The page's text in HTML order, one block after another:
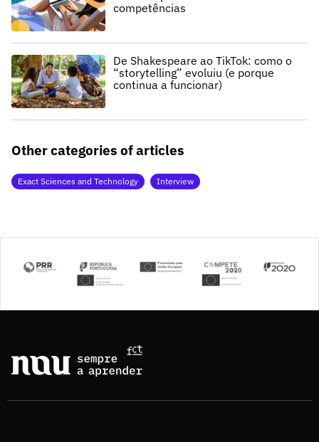
competências
De Shakespeare ao TikTok: como o
“storytelling” evoluiu (e porque
continua a funcionar)
Other categories of articles
Exact Sciences and Technology Interview